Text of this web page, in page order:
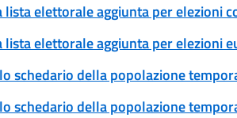
lista elettorale aggiunta per elezioni
lista elettorale aggiunta per elezioni
schedario della popolazione
schedario della popolazione